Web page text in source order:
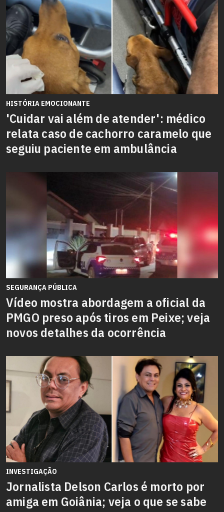
HISTÓRIA EMOCIONANTE
'Cuidar vai além de atender': médico
relata caso de cachorro caramelo que
seguiu paciente em ambulância
SEGURANÇA PÚBLICA
Vídeo mostra abordagem a oficial da
PMGO preso após tiros em Peixe; veja
novos detalhes da ocorrência
INVESTIGAÇÃO
Jornalista Delson Carlos é morto por
amiga em Goiânia; veja o que se sabe